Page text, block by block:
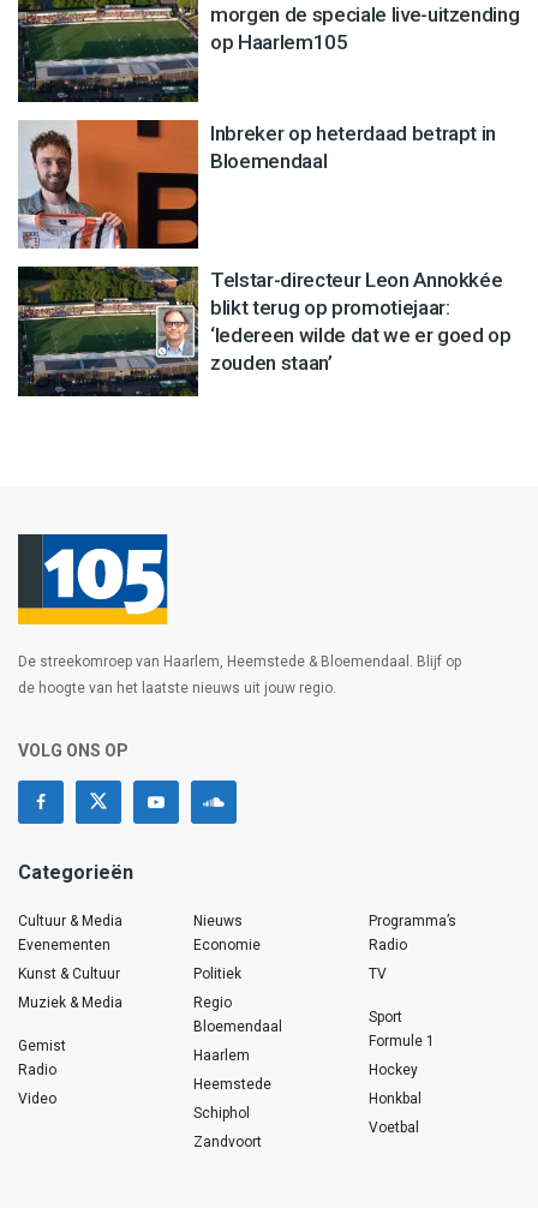
morgen de speciale live-uitzending
op Haarlem105
Inbreker op heterdaad betrapt in
Bloemendaal
Telstar-directeur Leon Annokkée
blikt terug op promotiejaar:
‘Iedereen wilde dat we er goed op
zouden staan’
De streekomroep van Haarlem, Heemstede & Bloemendaal. Blijf op
de hoogte van het laatste nieuws uit jouw regio.
VOLG ONS OP
Categorieën
Cultuur & Media
Evenementen
Kunst & Cultuur
Muziek & Media
Gemist
Radio
Video
Nieuws
Economie
Politiek
Regio
Bloemendaal
Haarlem
Heemstede
Schiphol
Zandvoort
Programma’s
Radio
TV
Sport
Formule 1
Hockey
Honkbal
Voetbal